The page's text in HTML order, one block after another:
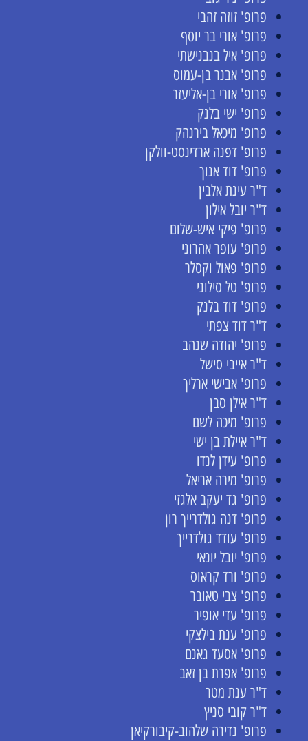
פרופ' זוזה זהבי
פרופ' אורי בר יוסף
פרופ' איל בנבנישתי
פרופ' אבנר בן-עמוס
פרופ' אורי בן-אליעזר
פרופ' ישי בלנק
פרופ' מיכאל בירנהק
פרופ' דפנה ארדינסט-וולקן
פרופ' דוד אנוך
ד"ר עינת אלבין
ד"ר יובל אילון
פרופ' פיקי איש-שלום
פרופ' עופר אהרוני
פרופ' פאול וקסלר
פרופ' טל סילוני
פרופ' דוד בלנק
ד"ר דוד צפתי
פרופ' יהודה שנהב
ד"ר אייבי סישל
פרופ' אבישי ארליך
ד"ר אילן סבן
פרופ' מיכה לשם
ד"ר איילת בן ישי
פרופ' עידן לנדו
פרופ' מירה אריאל
פרופ' גד יעקב אלגזי
פרופ' דנה גולדרייך רון
פרופ' עודד גולדרייך
פרופ' יובל יונאי
פרופ' ורד קראוס
פרופ' צבי טאובר
פרופ' עדי אופיר
פרופ' ענת בילצקי
פרופ' אסעד גאנם
פרופ' אפרת בן זאב
ד"ר ענת מטר
ד"ר קובי סניץ
פרופ' נדירה שלהוב-קיבורקיאן